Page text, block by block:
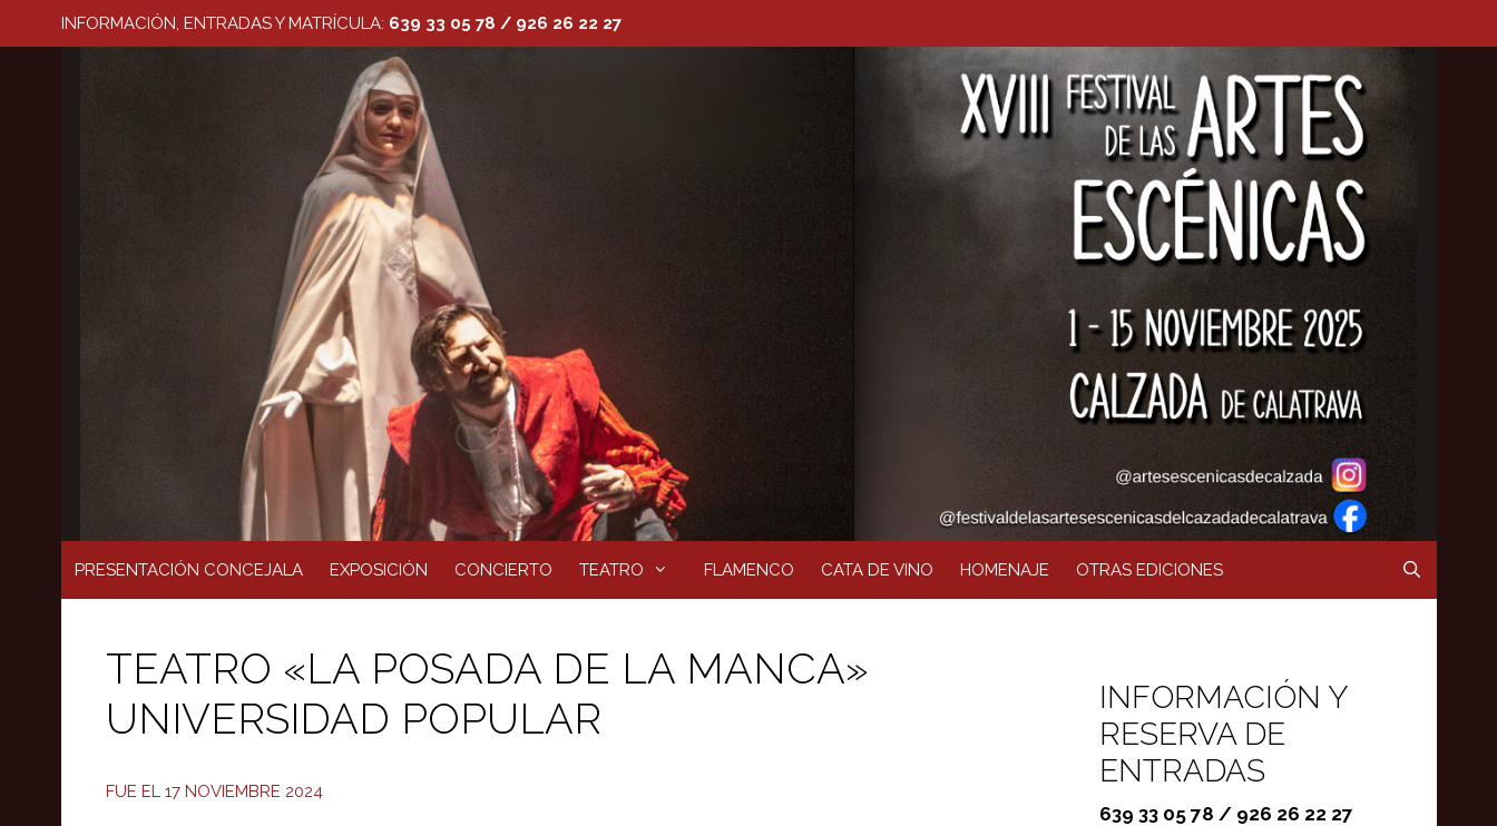
INFORMACIÓN, ENTRADAS Y MATRÍCULA: 639 33 05 78 / 926 26 22 27
PRESENTACIÓN CONCEJALA EXPOSICIÓN CONCIERTO TEATRO FLAMENCO CATA DE VINO HOMENAJE OTRAS EDICIONES
TEATRO «LA POSADA DE LA MANCA»
UNIVERSIDAD POPULAR
FUE EL 17 NOVIEMBRE 2024
INFORMACIÓN Y
RESERVA DE
ENTRADAS
639 33 05 78 / 926 26 22 27